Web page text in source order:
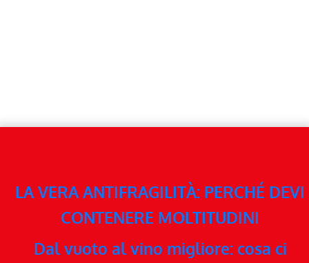
LA VERA ANTIFRAGILITÀ: PERCHÉ DEVI
CONTENERE MOLTITUDINI
Dal vuoto al vino migliore: cosa ci